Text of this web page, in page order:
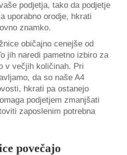
podjetja, tako da podjetje
uporabno orodje, hkrati
znamko.
običajno cenejše od
jih naredi pametno izbiro za
v večjih količinah. Pri
da so naše A4
hkrati pa ostanejo
podjetjem zmanjšati
zaposlenim potrebna
povečajo